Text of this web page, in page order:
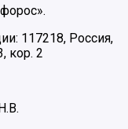
117218, Россия,
кор. 2